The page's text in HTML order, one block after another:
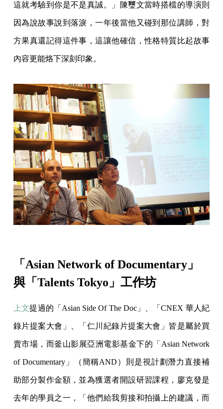
這就考驗到你是不是真誠。」陳璽文當時搭檔的導演則
因為說故事說到落淚，一年後當他又碰到那位講師，對
方果真還記得這件事，這讓他確信，性格特質比起故事
內容更能烙下深刻印象。
「Asian Network of Documentary」
與「Talents Tokyo」工作坊
上文提過的「Asian Side Of The Doc」、「CNEX 華人紀
錄片提案大會」、「仁川紀錄片提案大會」皆是屬於買
賣市場，而釜山影展亞洲電影基金下的「Asian Network
of Documentary」（簡稱AND）則是視計劃潛力直接補
助部分製作金額，並為獲選者開設研習課程，廖克發是
去年的學員之一，「他們給我剪接和拍攝上的建議，而